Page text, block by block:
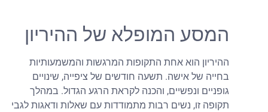
המסע המופלא של ההיריון
ההיריון הוא אחת התקופות המרגשות והמשמעותיות
בחייה של אישה. תשעה חודשים של ציפייה, שינויים
גופניים ונפשיים, והכנה לקראת הרגע הגדול. במהלך
תקופה זו, נשים רבות מתמודדות עם שאלות ודאגות לגבי